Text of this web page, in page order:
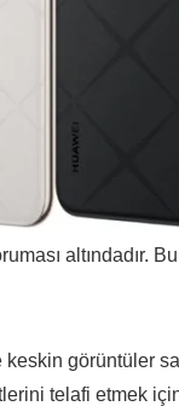
altındadır.
görüntüler
telafi etmek